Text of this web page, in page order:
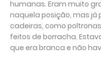
humanas. Eram muito
naquela posição, mas já
cadeiras, como
feitos de borracha.
que era branca e não